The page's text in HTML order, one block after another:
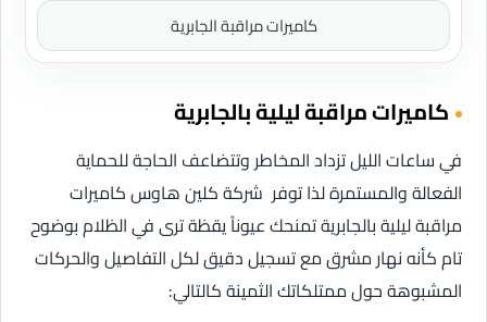
كاميرات مراقبة الجابرية
كاميرات مراقبة ليلية بالجابرية
في ساعات الليل تزداد المخاطر وتتضاعف الحاجة للحماية
الفعالة والمستمرة لذا توفر شركة كلين هاوس كاميرات
مراقبة ليلية بالجابرية تمنحك عيوناً يقظة ترى في الظلام بوضوح
تام كأنه نهار مشرق مع تسجيل دقيق لكل التفاصيل والحركات
المشبوهة حول ممتلكاتك الثمينة كالتالي: